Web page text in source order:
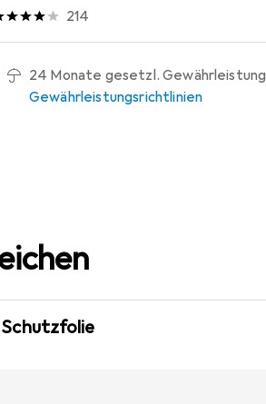
214
24 Monate gesetzl. Gewährleistung
Gewährleistungsrichtlinien